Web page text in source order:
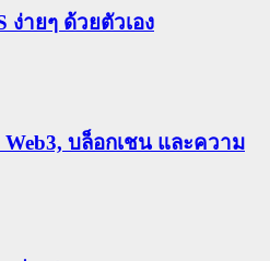
ง่ายๆ ด้วยตัวเอง
บล็อกเชน และความ